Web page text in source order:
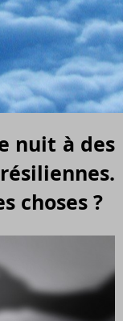
nuit à des
choses ?